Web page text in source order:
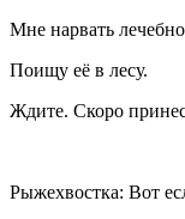
Мне нарвать
Поищу её в лесу.
Ждите. Скоро
-
Рыжехвостка: Вот